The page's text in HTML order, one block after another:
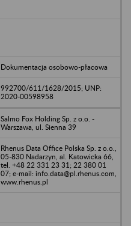
Dokumentacja osobowo-płacowa
992700/611/1628/2015; UNP:
2020-00598958
Salmo Fox Holding Sp. z o.o. -
Warszawa, ul. Sienna 39
Rhenus Data Office Polska Sp. z o.o.,
05-830 Nadarzyn, al. Katowicka 66,
tel. +48 22 331 23 31; 22 380 01
07; e-mail: info.data@pl.rhenus.com,
www.rhenus.pl